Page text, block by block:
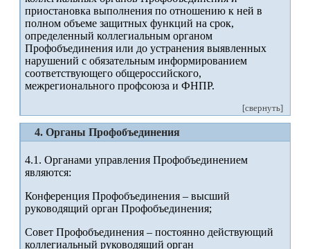
приостановка выполнения по отношению к ней в
полном объеме защитных функций на срок,
определенный коллегиальным органом
Профобъединения или до устранения выявленных
нарушений с обязательным информированием
соответствующего общероссийского,
межрегионального профсоюза и ФНПР.
[свернуть]
4. Органы Профобъединения
4.1. Органами управления Профобъединением
являются:
Конференция Профобъединения – высший
руководящий орган Профобъединения;
Совет Профобъединения – постоянно действующий
коллегиальный руководящий орган